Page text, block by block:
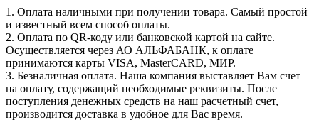
1. Оплата наличными при получении товара. Самый простой
и известный всем способ оплаты.
2. Оплата по QR-коду или банковской картой на сайте.
Осуществляется через АО АЛЬФАБАНК, к оплате
принимаются карты VISA, MasterCARD, МИР.
3. Безналичная оплата. Наша компания выставляет Вам счет
на оплату, содержащий необходимые реквизиты. После
поступления денежных средств на наш расчетный счет,
производится доставка в удобное для Вас время.